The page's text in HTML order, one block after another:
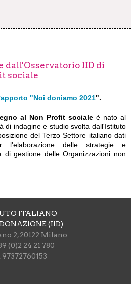
dall'Osservatorio IID di
sociale
"Noi doniamo 2021".
al Non Profit sociale è nato al
di indagine e studio svolta dall'Istituto
del Terzo Settore italiano dati
l'elaborazione delle strategie e
di gestione delle Organizzazioni non
ITALIANO
(IID)
2, 20122 Milano
(0)2 24 21 780
97372760153